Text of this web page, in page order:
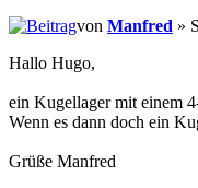
von Manfred »
Hallo Hugo,
ein Kugellager mit einem
Wenn es dann doch ein
Grüße Manfred